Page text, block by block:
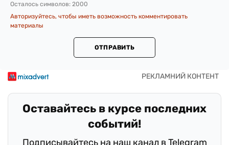
Осталось символов: 2000
Авторизуйтесь, чтобы иметь возможность комментировать
материалы
ОТПРАВИТЬ
Оставайтесь в курсе последних
событий!
Подписывайтесь на наш канал в Telegram